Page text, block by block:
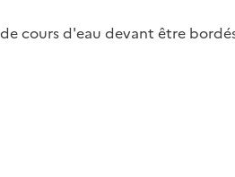
cours d'eau devant être